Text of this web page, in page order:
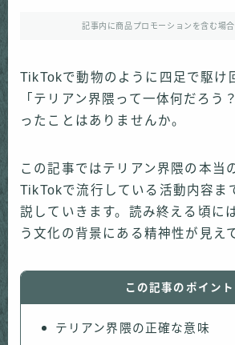
お問い合わせ記事内に商品プロモーションを含む場
TikTokで動物のように四足で駆け
「テリアン界隈って一体何だろう
ったことはありませんか。
この記事ではテリアン界隈の本当
TikTokで流行している活動内容ま
説していきます。読み終える頃に
う文化の背景にある精神性が見え
この記事のポイント
テリアン界隈の正確な意味